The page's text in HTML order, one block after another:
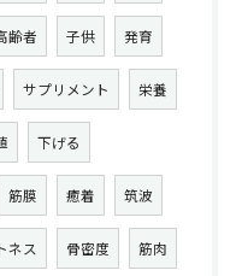
齢者 子供 発育
サプリメント 栄養
下げる
筋膜 癒着 筑波
ネス 骨密度 筋肉